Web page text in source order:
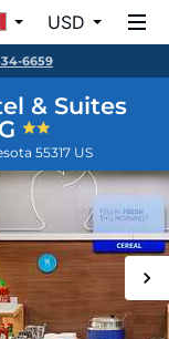
USD
6659
& Suites
55317 US